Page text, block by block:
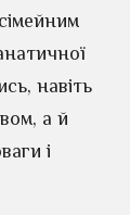
навіть
а й
і